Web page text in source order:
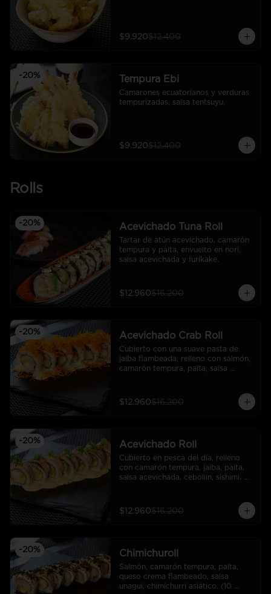
$9.920$12.400
-20% Tempura Ebi
Camarones ecuatorianos y verduras
tempurizadas, salsa tentsuyu.
$9.920$12.400
Rolls
-20% Acevichado Tuna Roll
Tartar de atún acevichado, camarón
tempura y palta, envuelto en nori,
salsa acevichada y furikake.
$12.960$16.200
-20% Acevichado Crab Roll
Cubierto con una suave pasta de
jaiba flambeada, relleno con salmón,
camarón tempura, palta, salsa
$12.960$16.200
-20% Acevichado Roll
Cubierto en pesca del día, relleno
con camarón tempura, jaiba, palta,
salsa acevichada, cebollin, sishimi.
$12.960$16.200
-20% Chimichuroll
Salmón, camarón tempura, palta,
queso crema flambeado, salsa
unagui, chimichurri asiático. (10